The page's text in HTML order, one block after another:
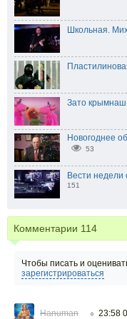
Школьная.
Зато крымнаш,,,
Новогоднее
53
Вести недели
151
Комментарии 114
Чтобы писать и
зарегистрироваться
Hanuman ○ 23:58